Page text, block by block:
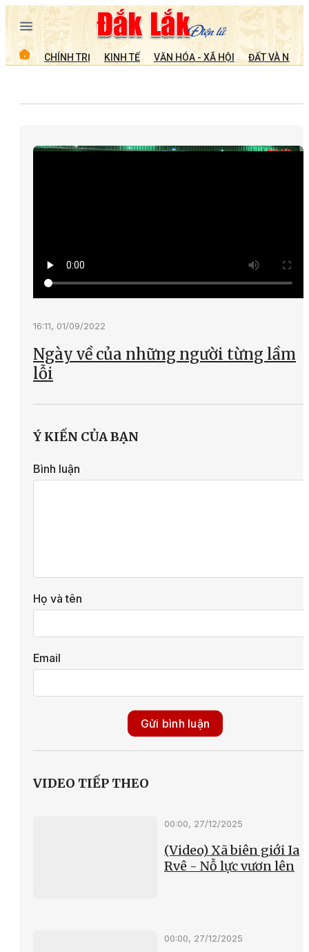
CHÍNH TRỊ KINH TẾ VĂN HÓA - XÃ HỘI ĐẤT VÀ
16:11, 01/09/2022
Ngày về của những người từng lầm
lỗi
Ý KIẾN CỦA BẠN
Bình luận
Họ và tên
Email
Gửi bình luận
VIDEO TIẾP THEO
00:00, 27/12/2025
(Video) Xã biên giới Ia
Rvê - Nỗ lực vươn lên
00:00, 27/12/2025